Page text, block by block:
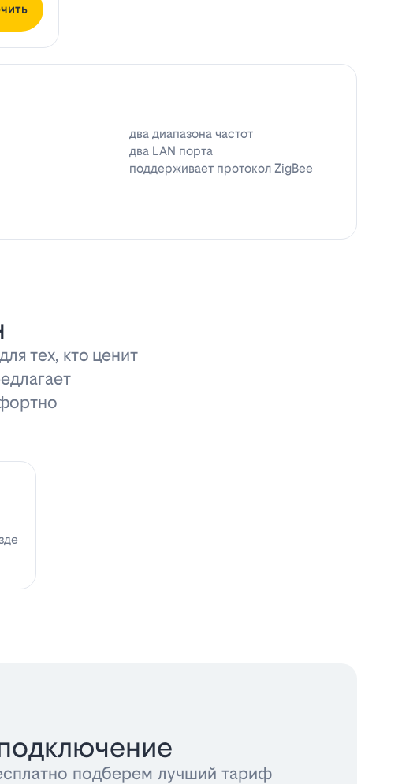
два диапазона частот
два LAN порта
поддерживает протокол ZigBee
тех, кто ценит
подберем лучший тариф